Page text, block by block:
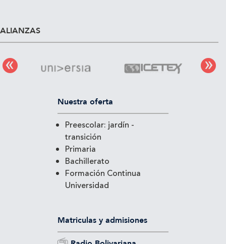
ALIANZAS
Nuestra oferta
Preescolar: jardín -
transición
Primaria
Bachillerato
Formación Continua
Universidad
Matriculas y admisiones